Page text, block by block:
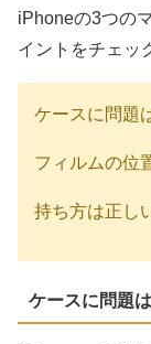
iPhoneの3つの
イントをチェッ
ケースに問題
フィルムの位
持ち方は正し
ケースに問題